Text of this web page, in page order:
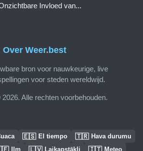
Over Weer.best
bron voor nauwkeurige, live
voor steden wereldwijd.
Alle rechten voorbehouden.
Invloed van...
🇪🇸 El tiempo 🇹🇷 Hava durumu
Ilm Laikapstākļi Meteo